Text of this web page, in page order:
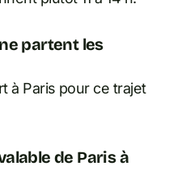
partent les
à Paris pour ce trajet
de Paris à